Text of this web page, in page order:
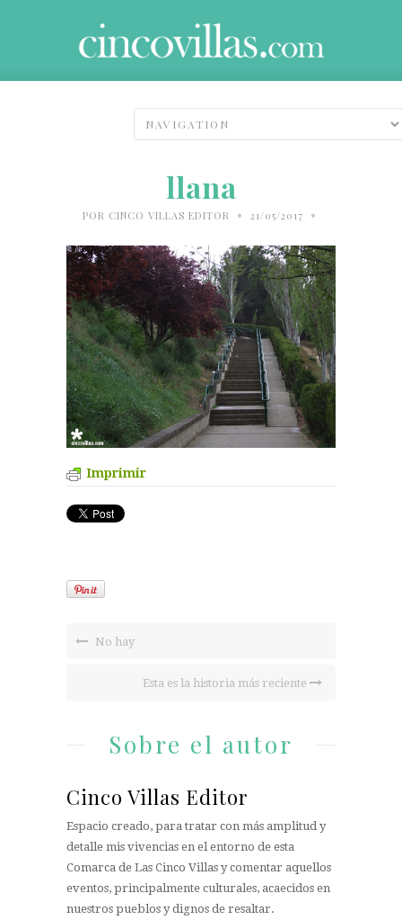
llana
POR CINCO VILLAS EDITOR • 21/05/2017 •
Imprimir
No hay
Esta es la historia más reciente
Sobre el autor
Cinco Villas Editor
Espacio creado, para tratar con más amplitud y
detalle mis vivencias en el entorno de esta
Comarca de Las Cinco Villas y comentar aquellos
eventos, principalmente culturales, acaecidos en
nuestros pueblos y dignos de resaltar.